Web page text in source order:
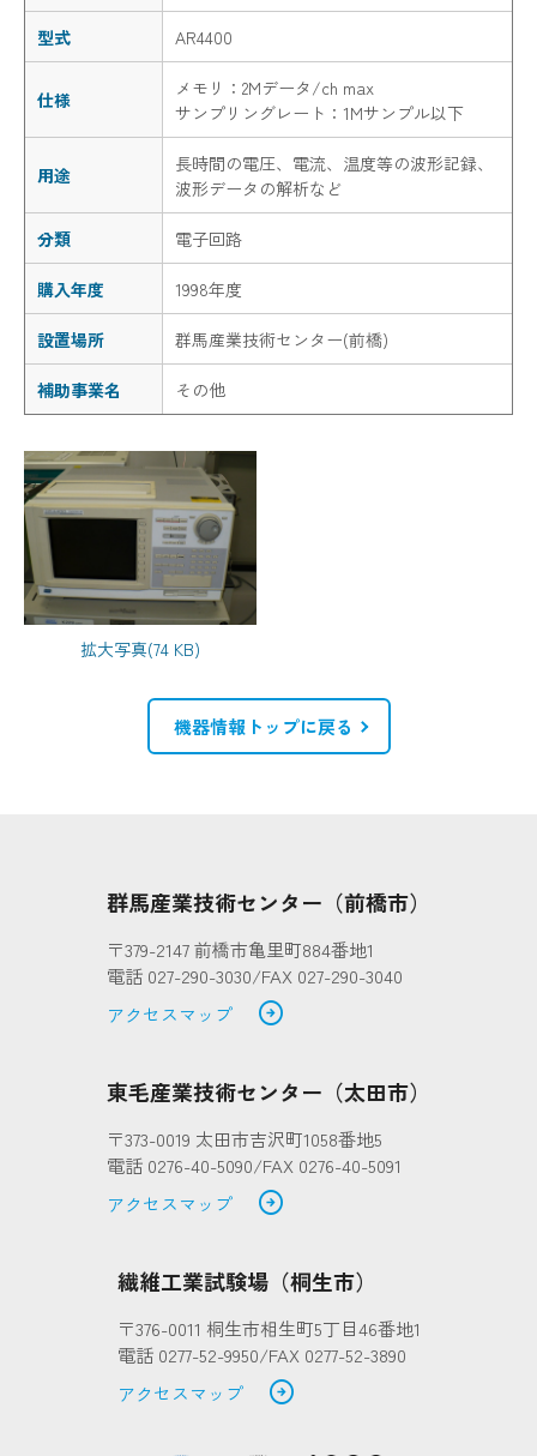
型式 AR4400
仕様
メモリ：2Mデータ/ch max
サンプリングレート：1Mサンプル以下
用途
長時間の電圧、電流、温度等の波形記録、
波形データの解析など
分類 電子回路
購入年度 1998年度
設置場所 群馬産業技術センター(前橋)
補助事業名 その他
拡大写真(74 KB)
機器情報トップに戻る
群馬産業技術センター（前橋市）
〒379-2147 前橋市亀里町884番地1
電話 027-290-3030/FAX 027-290-3040
アクセスマップ
arrow_circle_right
東毛産業技術センター（太田市）
〒373-0019 太田市吉沢町1058番地5
電話 0276-40-5090/FAX 0276-40-5091
アクセスマップ
arrow_circle_right
繊維工業試験場（桐生市）
〒376-0011 桐生市相生町5丁目46番地1
電話 0277-52-9950/FAX 0277-52-3890
アクセスマップ
arrow_circle_right